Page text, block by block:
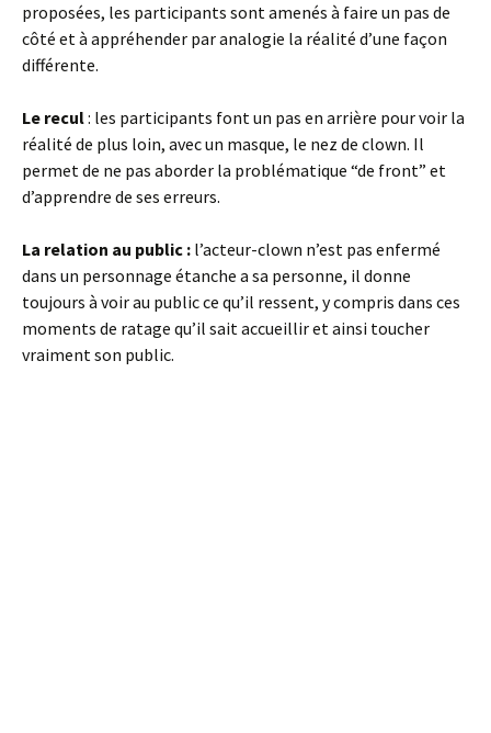
proposées, les participants sont amenés à faire un pas de
côté et à appréhender par analogie la réalité d’une façon
différente.
Le recul: les participants font un pas en arrière pour voir la
réalité de plus loin, avec un masque, le nez de clown. Il
permet de ne pas aborder la problématique “de front” et
d’apprendre de ses erreurs.
La relation au public : l’acteur-clown n’est pas enfermé
dans un personnage étanche a sa personne, il donne
toujours à voir au public ce qu’il ressent, y compris dans ces
moments de ratage qu’il sait accueillir et ainsi toucher
vraiment son public.